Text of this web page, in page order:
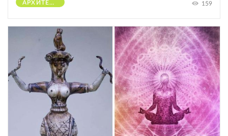
АРХИТЕКТУРА 159